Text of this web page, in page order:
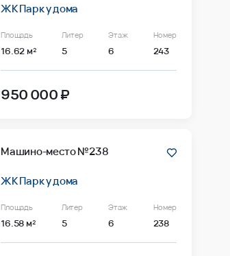
ЖК Парк у дома
Площадь
16.62 м²
Литер
5
Этаж
6
Номер
243
950 000 ₽
Машино-место №238
ЖК Парк у дома
Площадь
16.58 м²
Литер
5
Этаж
6
Номер
238